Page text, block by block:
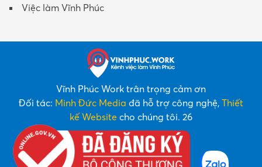
Việc làm Vĩnh Phúc
Vĩnh Phúc Work trân trọng cảm ơn
Đối tác: Minh Đức Media đã hỗ trợ công nghệ, Thiết
kế Website cho chúng tôi. 26